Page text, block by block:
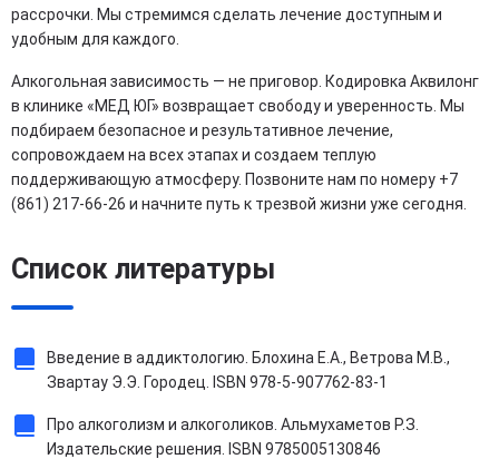
рассрочки. Мы стремимся сделать лечение доступным и
удобным для каждого.
Алкогольная зависимость — не приговор. Кодировка Аквилонг
в клинике «МЕД ЮГ» возвращает свободу и уверенность. Мы
подбираем безопасное и результативное лечение,
сопровождаем на всех этапах и создаем теплую
поддерживающую атмосферу. Позвоните нам по номеру +7
(861) 217-66-26 и начните путь к трезвой жизни уже сегодня.
Список литературы
Введение в аддиктологию. Блохина Е.А., Ветрова М.В.,
Звартау Э.Э. Городец. ISBN 978-5-907762-83-1
Про алкоголизм и алкоголиков. Альмухаметов Р.З.
Издательские решения. ISBN 9785005130846